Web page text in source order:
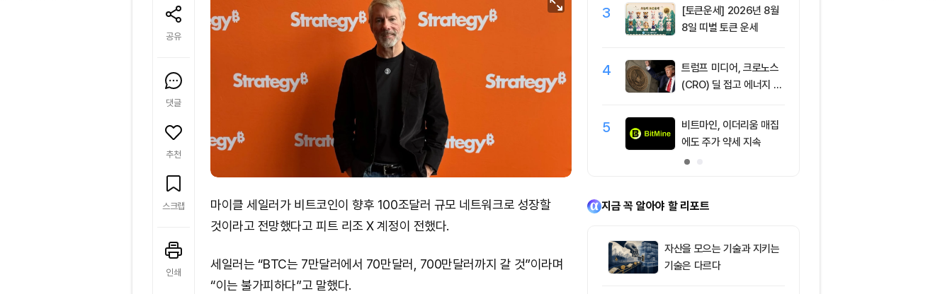
공유
댓글
추천
스크랩
인쇄
마이클 세일러가 비트코인이 향후 100조달러 규모 네트워크로 성장할
것이라고 전망했다고 피트 리조 X 계정이 전했다.
세일러는 “BTC는 7만달러에서 70만달러, 700만달러까지 갈 것”이라며
“이는 불가피하다”고 말했다.
3
[토큰운세] 2026년 8월
8일 띠별 토큰 운세
4
트럼프 미디어, 크로노스
(CRO) 딜 접고 에너지 합
5
비트마인, 이더리움 매집
에도 주가 약세 지속
지금 꼭 알아야 할 리포트
자산을 모으는 기술과 지키는
기술은 다르다